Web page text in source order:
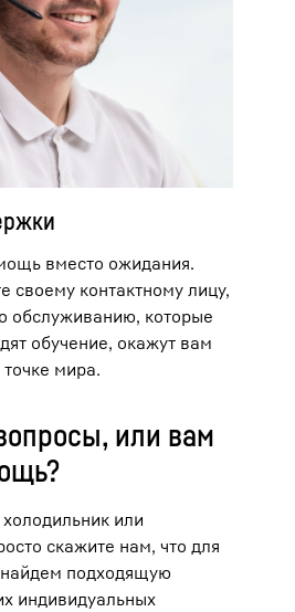
вместо ожидания.
своему контактному лицу,
обслуживанию, которые
обучение, окажут вам
мира.
или вам
или
скажите нам, что для
подходящую
индивидуальных